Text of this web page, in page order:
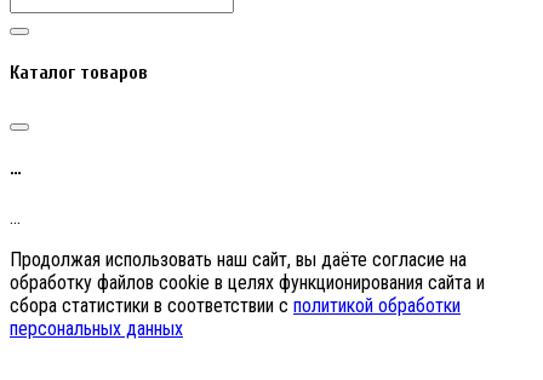
Каталог товаров
…
…
Продолжая использовать наш сайт, вы даёте согласие на
обработку файлов cookie в целях функционирования сайта и
сбора статистики в соответствии с политикой обработки
персональных данных